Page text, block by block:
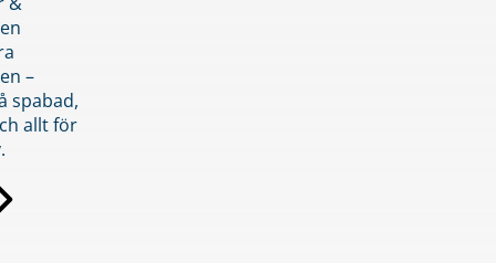
–
spabad,
allt för